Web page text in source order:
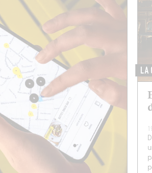
LA